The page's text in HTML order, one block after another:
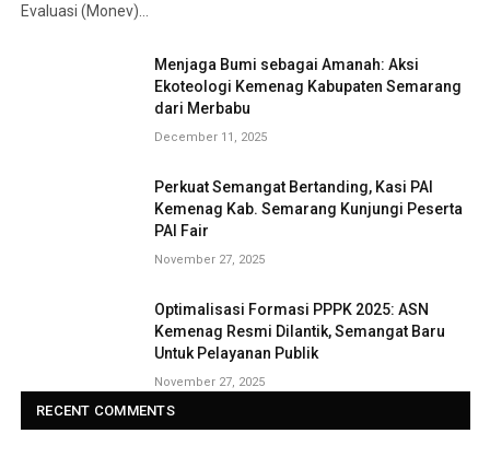
Evaluasi (Monev)…
Menjaga Bumi sebagai Amanah: Aksi
Ekoteologi Kemenag Kabupaten Semarang
dari Merbabu
December 11, 2025
Perkuat Semangat Bertanding, Kasi PAI
Kemenag Kab. Semarang Kunjungi Peserta
PAI Fair
November 27, 2025
Optimalisasi Formasi PPPK 2025: ASN
Kemenag Resmi Dilantik, Semangat Baru
Untuk Pelayanan Publik
November 27, 2025
RECENT COMMENTS